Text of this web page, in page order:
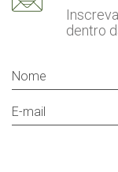
dentro